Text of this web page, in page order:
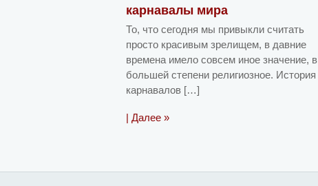
карнавалы мира
То, что сегодня мы привыкли считать
просто красивым зрелищем, в давние
времена имело совсем иное значение, в
большей степени религиозное. История
карнавалов […]
| Далее »